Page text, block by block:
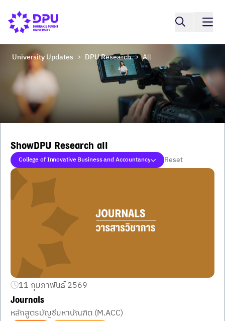
University Updates > DPU Research > All
ShowDPU Research all
College of Innovative Business and Accountancy Reset
11 กุมภาพันธ์ 2569
Journals
หลักสูตรบัญชีมหาบัณฑิต (M.ACC)